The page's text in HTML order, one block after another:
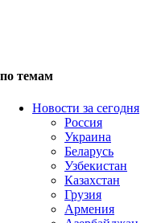
по темам
Новости за сегодня
Россия
Украина
Беларусь
Узбекистан
Казахстан
Грузия
Армения